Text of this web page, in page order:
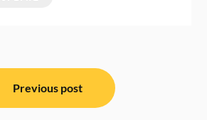
Previous post